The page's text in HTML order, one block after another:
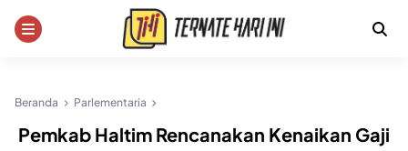
Beranda Parlementaria
Pemkab Haltim Rencanakan Kenaikan Gaji